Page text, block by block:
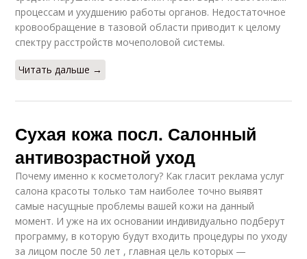
процессам и ухудшению работы органов. Недостаточное
кровообращение в тазовой области приводит к целому
спектру расстройств мочеполовой системы.
Читать дальше →
Сухая кожа посл. Салонный
антивозрастной уход
Почему именно к косметологу? Как гласит реклама услуг
салона красоты только там наиболее точно выявят
самые насущные проблемы вашей кожи на данный
момент. И уже на их основании индивидуально подберут
программу, в которую будут входить процедуры по уходу
за лицом после 50 лет , главная цель которых —